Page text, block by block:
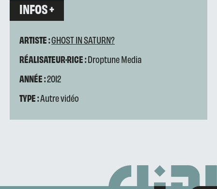
INFOS +
ARTISTE :GHOST IN SATURN?
RÉALISATEUR·RICE :Droptune Media
ANNÉE :2012
TYPE :Autre vidéo